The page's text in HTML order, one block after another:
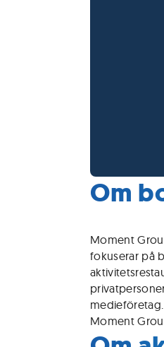
Om
Moment
fokuserar på
Moment